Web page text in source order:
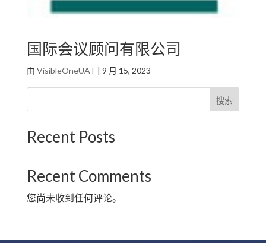
国际会议顾问有限公司
由 VisibleOneUAT | 9 月 15, 2023
搜索
Recent Posts
Recent Comments
您尚未收到任何评论。